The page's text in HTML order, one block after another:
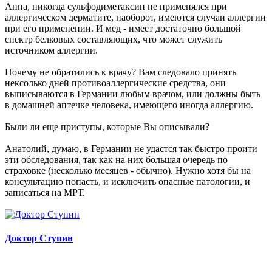
Анна, никогда сульфодиметаксин не применялся при
аллергическом дерматите, наоборот, имеются случаи аллергии
при его применении. И мед - имеет достаточно большой
спектр белковых составляющих, что может служить
источником аллергии.
Почему не обратились к врачу? Вам следовало принять
нексолько дней противоаллергические средства, они
выписываются в Германии любым врачом, или должны быть
в домашней аптечке человека, имеющего иногда аллергию.
Были ли еще приступы, которые Вы описывали?
Анатолий, думаю, в Германии не удастся так быстро проити
эти обследования, так как на них большая очередь по
страховке (несколько месяцев - обычно). Нужно хотя бы на
консультацию попасть, и исключить опасные патологии, и
записаться на МРТ.
Доктор Ступин